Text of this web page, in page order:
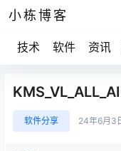
小栋博客
技术 软件 资讯
软件分享 24年6月3